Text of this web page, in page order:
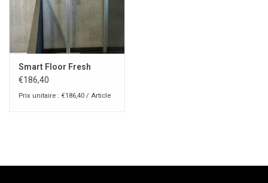
Smart Floor Fresh
€186,40
Prix unitaire : €186,40 / Article